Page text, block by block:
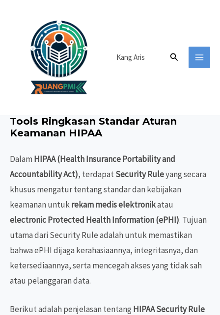
Kang Aris Cari
Tools Ringkasan Standar Aturan
Keamanan HIPAA
Dalam HIPAA (Health Insurance Portability and
Accountability Act), terdapatSecurity Ruleyang secara
khusus mengatur tentang standar dan kebijakan
keamanan untukrekam medis elektronikatau
electronic Protected Health Information (ePHI). Tujuan
utama dari Security Rule adalah untuk memastikan
bahwa ePHI dijaga kerahasiaannya, integritasnya, dan
ketersediaannya, serta mencegah akses yang tidak sah
atau pelanggaran data.
Berikut adalah penjelasan tentang HIPAA Security Rule